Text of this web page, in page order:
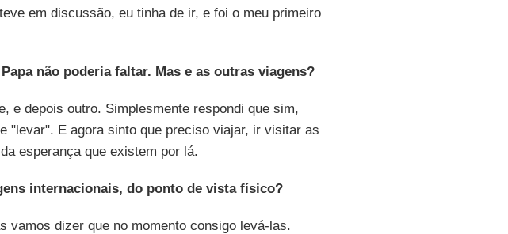
em discussão, eu tinha de ir, e foi o meu primeiro
não poderia faltar. Mas e as outras viagens?
e depois outro. Simplesmente respondi que sim,
"levar". E agora sinto que preciso viajar, ir visitar as
esperança que existem por lá.
internacionais, do ponto de vista físico?
vamos dizer que no momento consigo levá-las.